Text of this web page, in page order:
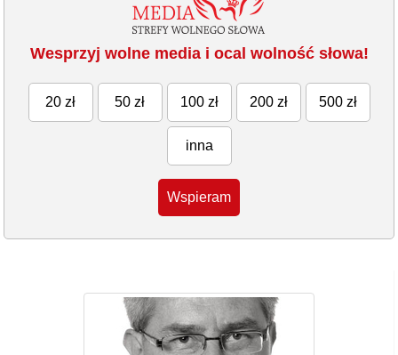
Wesprzyj wolne media i ocal wolność słowa!
20 zł 50 zł 100 zł 200 zł 500 zł
inna
Wspieram